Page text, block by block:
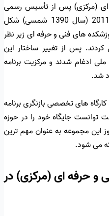
ای (مرکزی) پس از تأسیس رسمی
دانشگاه فنی و حرفه ای در سال 2011 (سال 1390 شمسی) شکل
های فنی و حرفه ای زیر نظر
پس از تغییر ساختار این
ادغام شدند و مرکزیت برنامه
شد.
های تخصصی بازنگری برنامه
توانست جایگاه خود را در حوزه
این مجموعه به عنوان مهم ترین
می شود.
و حرفه ای (مرکزی) در